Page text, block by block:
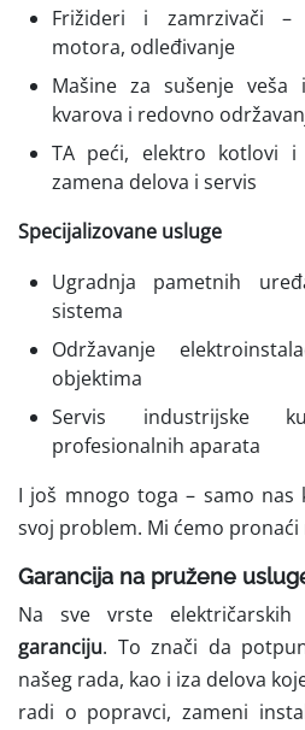
Frižideri i zamrzivači –
motora, odleđivanje
Mašine za sušenje
kvarova i redovno
TA peći, elektro kotlovi
zamena delova i servis
Specijalizovane usluge
Ugradnja pametnih
sistema
Održavanje
objektima
Servis industrijske
profesionalnih aparata
I još mnogo toga – samo
svoj problem. Mi ćemo pronaći
Garancija na pružene
Na sve vrste
garanciju. To znači da
našeg rada, kao i iza delova
radi o popravci, zameni